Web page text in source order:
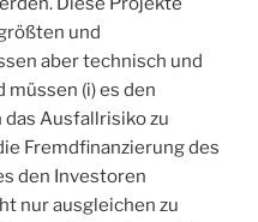
und
aber technisch und
müssen (i) es den
das Ausfallrisiko zu
Fremdfinanzierung des
den Investoren
nur ausgleichen zu